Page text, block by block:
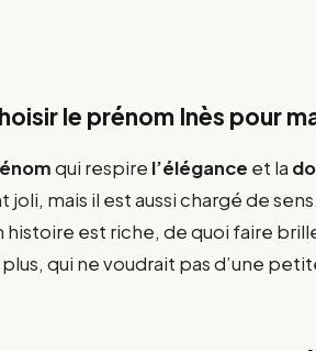
le prénom Inès pour
qui respire l’élégance et la
joli, mais il est aussi chargé de
histoire est riche, de quoi faire
qui ne voudrait pas d’une